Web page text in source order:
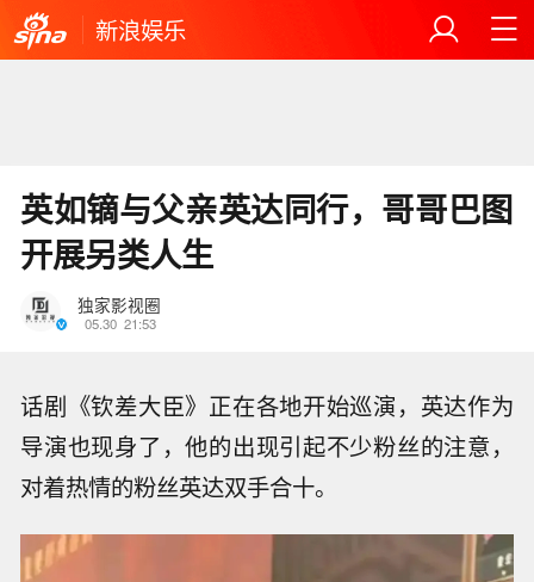
新浪娱乐
英如镝与父亲英达同行，哥哥巴图
开展另类人生
独家影视圈
05.30 21:53
话剧《钦差大臣》正在各地开始巡演，英达作为
导演也现身了，他的出现引起不少粉丝的注意，
对着热情的粉丝英达双手合十。